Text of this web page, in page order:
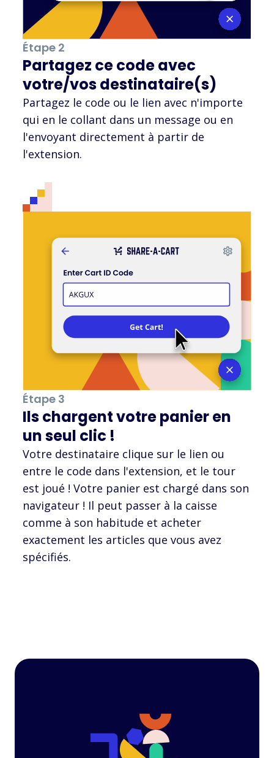
Étape 2
Partagez ce code avec
votre/vos destinataire(s)
Partagez le code ou le lien avec n'importe
qui en le collant dans un message ou en
l'envoyant directement à partir de
l'extension.
Étape 3
Ils chargent votre panier en
un seul clic !
Votre destinataire clique sur le lien ou
entre le code dans l'extension, et le tour
est joué ! Votre panier est chargé dans son
navigateur ! Il peut passer à la caisse
comme à son habitude et acheter
exactement les articles que vous avez
spécifiés.